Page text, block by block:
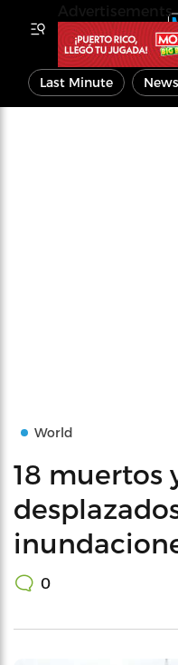
Last Minute News
World
18 muertos
0
Advertisements